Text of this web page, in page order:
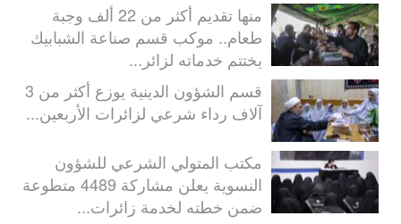
منها تقديم أكثر من 22 ألف وجبة
طعام.. موكب قسم صناعة الشبابيك
يختتم خدماته لزائر...
قسم الشؤون الدينية يوزع أكثر من 3
آلاف رداء شرعي لزائرات الأربعين...
مكتب المتولي الشرعي للشؤون
النسوية يعلن مشاركة 4489 متطوعة
ضمن خطته لخدمة زائرات...